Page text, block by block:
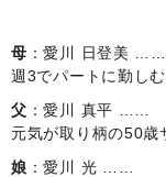
母 ：愛川 日登美 ……
週3でパートに勤し
父 ：愛川 真平 ……
元気が取り柄の50歳
娘 ：愛川 光 ……